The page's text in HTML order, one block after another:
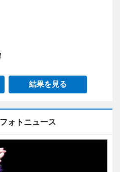
結果を見る
ォトニュース